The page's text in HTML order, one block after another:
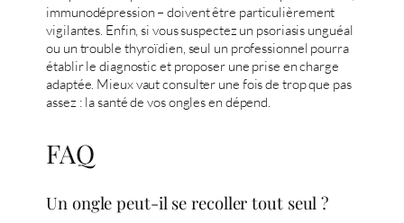
immunodépression – doivent être particulièrement
vigilantes. Enfin, si vous suspectez un psoriasis unguéal
ou un trouble thyroïdien, seul un professionnel pourra
établir le diagnostic et proposer une prise en charge
adaptée. Mieux vaut consulter une fois de trop que pas
assez : la santé de vos ongles en dépend.
FAQ
Un ongle peut-il se recoller tout seul ?